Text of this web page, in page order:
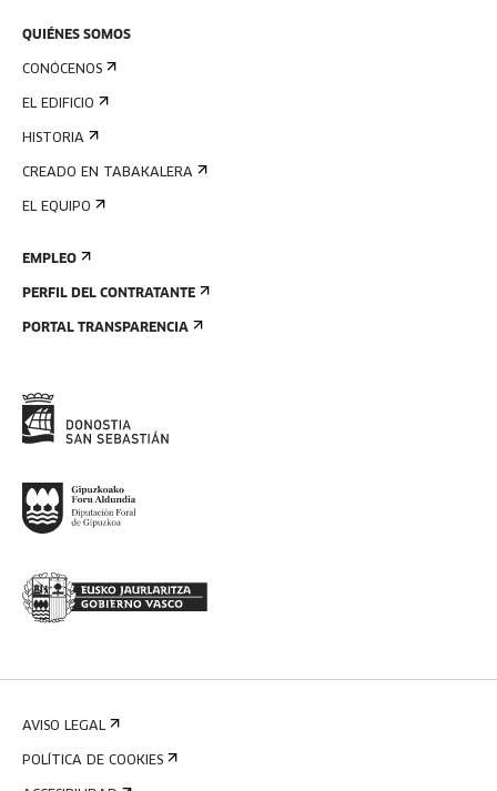
QUIÉNES SOMOS
CONÓCENOS
EL EDIFICIO
HISTORIA
CREADO EN TABAKALERA
EL EQUIPO
EMPLEO
PERFIL DEL CONTRATANTE
PORTAL TRANSPARENCIA
AVISO LEGAL
POLÍTICA DE COOKIES